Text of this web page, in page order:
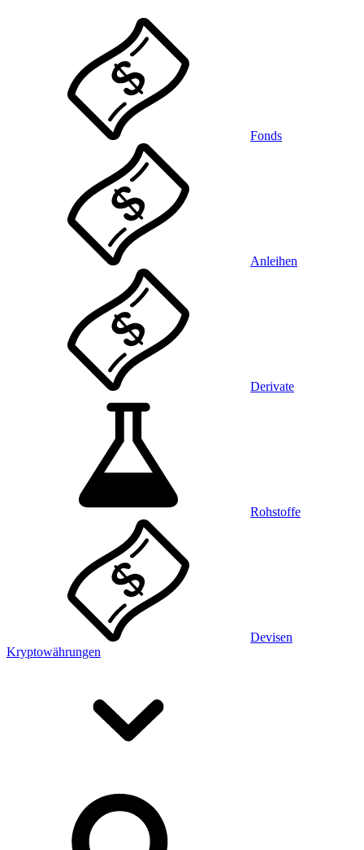
Fonds
Anleihen
Derivate
Rohstoffe
Devisen
Kryptowährungen